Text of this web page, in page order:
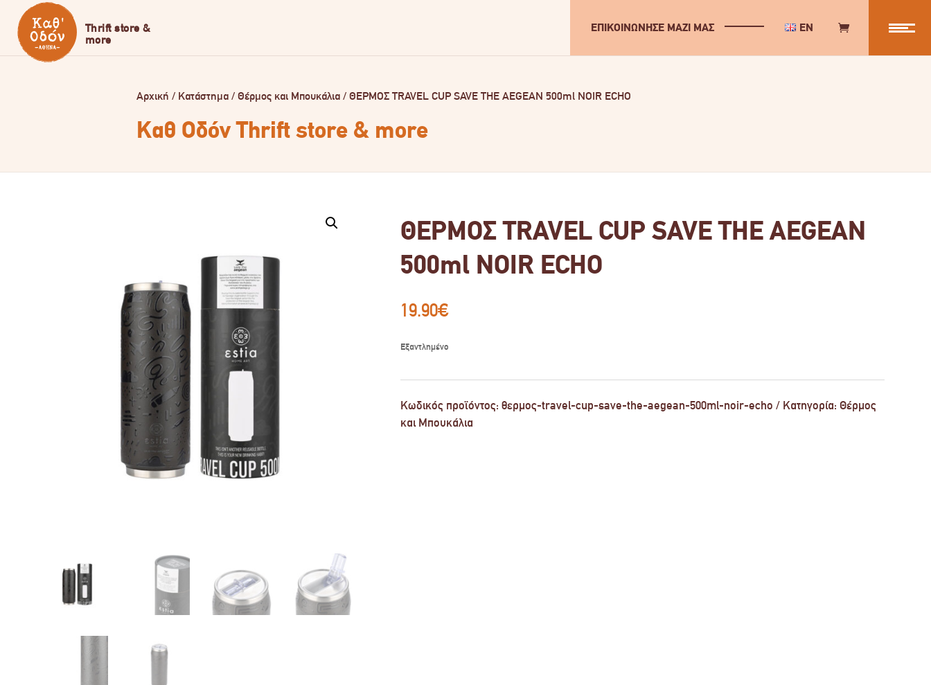
ΕΠΙΚΟΙΝΩΝΗΣΕ ΜΑΖΙ ΜΑΣ EN
Αρχική / Κατάστημα /Θέρμος και Μπουκάλια /ΘΕΡΜΟΣ TRAVEL CUP SAVE THE AEGEAN 500ml NOIR ECHO
Καθ Οδόν Thrift store & more
ΘΕΡΜΟΣ TRAVEL CUP SAVE THE AEGEAN
500ml NOIR ECHO
19.90€
Εξαντλημένο
Κωδικός προϊόντος: θερμος-travel-cup-save-the-aegean-500ml-noir-echo Κατηγορία: Θέρμος
και Μπουκάλια